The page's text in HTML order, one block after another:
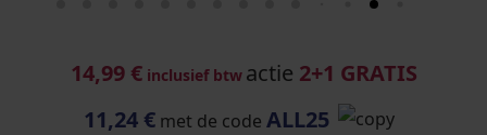
14,99 € inclusief btw actie 2+1 GRATIS
11,24 € met de code ALL25